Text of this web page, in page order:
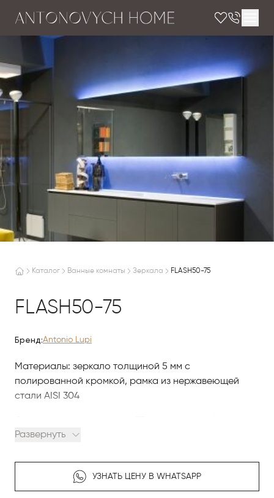
Каталог Ванные комнаты Зеркала FLASH50-75
FLASH50-75
Бренд:Antonio Lupi
Материалы: зеркало толщиной 5 мм с
полированной кромкой, рамка из нержавеющей
стали AISI 304
светом
Особенности: монтаж на стену, элегантный и
компактный дизайн
Развернуть
УЗНАТЬ ЦЕНУ В WHATSAPP